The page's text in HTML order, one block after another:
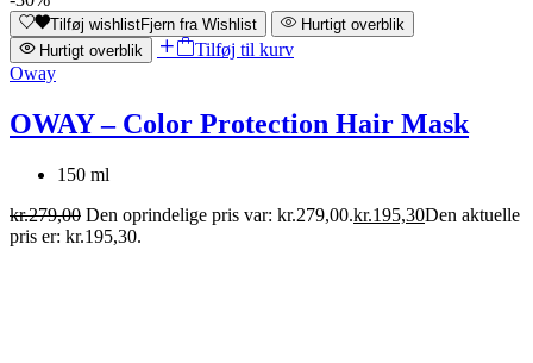
Tilføj wishlistFjern fra Wishlist
Hurtigt overblik
Hurtigt overblik
Tilføj til kurv
Oway
OWAY – Color Protection Hair Mask
150 ml
kr.279,00 Den oprindelige pris var: kr.279,00.kr.195,30Den aktuelle
pris er: kr.195,30.